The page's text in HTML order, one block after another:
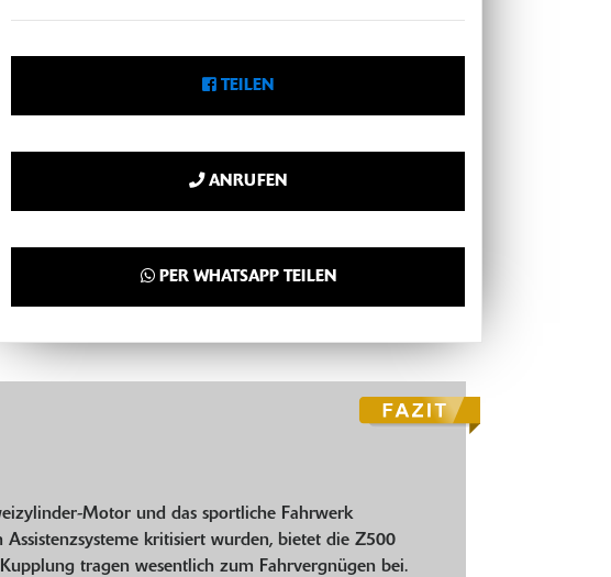
TEILEN
ANRUFEN
PER WHATSAPP TEILEN
Motor und das sportliche Fahrwerk
kritisiert wurden, bietet die Z500
tragen wesentlich zum Fahrvergnügen bei.